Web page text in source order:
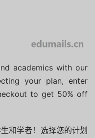
academics with our
your plan, enter
to get 50% off
和学者！选择您的计划